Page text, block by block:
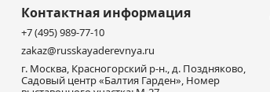
Контактная информация
+7 (495) 989-77-10
zakaz@russkayaderevnya.ru
г. Москва, Красногорский р-н., д. Поздняково,
Садовый центр «Балтия Гарден», Номер